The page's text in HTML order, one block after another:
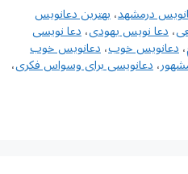
درمشهد،بهترین دعانویس
،دعا نویس یهودی،دعا نویسی
،دعانویس خوب،دعانویس خوب
،دعانویسی برای وسواس فکری،